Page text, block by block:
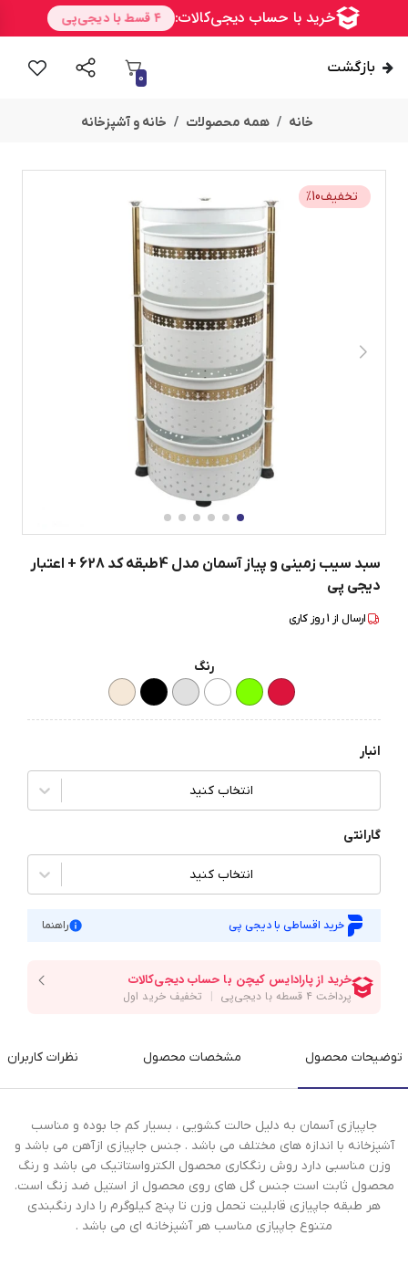
بازگشت
0
خانه همه محصولات خانه و آشپزخانه
تخفیف %10
سبد سیب زمینی و پیاز آسمان مدل 4طبقه کد 628 + اعتبار
دیجی پی
ارسال از 1روز کاری
رنگ
انبار
انتخاب کنید
گارانتی
انتخاب کنید
خرید اقساطی با دیجی پی راهنما
توضیحات محصول مشخصات محصول نظرات کاربران
جاپیازی آسمان به دلیل حالت کشویی ، بسیار کم جا بوده و مناسب
آشپزخانه با اندازه های مختلف می باشد . جنس جاپیازی ازآهن می باشد و
وزن مناسبی دارد روش رنگکاری محصول الکترواستاتیک می باشد و رنگ
محصول ثابت است جنس گل های روی محصول از استیل ضد زنگ است.
هر طبقه جاپیازی قابلیت تحمل وزن تا پنج کیلوگرم را دارد رنگبندی
متنوع جاپیازی مناسب هر آشپزخانه ای می باشد .